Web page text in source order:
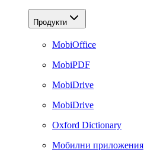
Продукти
MobiOffice
MobiPDF
MobiDrive
MobiDrive
Oxford Dictionary
Мобилни приложения